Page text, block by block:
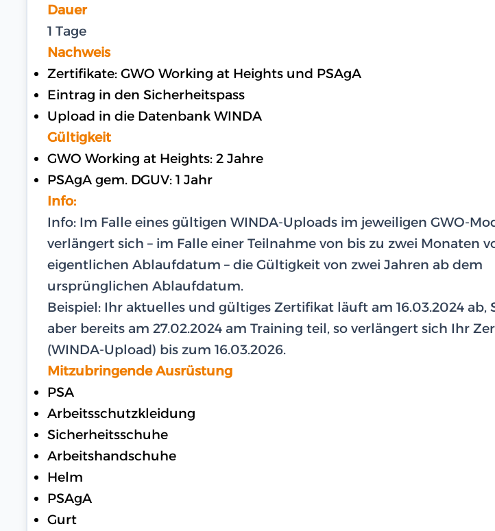
Dauer
1 Tage
Nachweis
Zertifikate: GWO Working at Heights und PSAgA
Eintrag in den Sicherheitspass
Upload in die Datenbank WINDA
Gültigkeit
GWO Working at Heights: 2 Jahre
PSAgA gem. DGUV: 1 Jahr
Info:
Info: Im Falle eines gültigen WINDA-Uploads im jeweiligen GWO-
verlängert sich – im Falle einer Teilnahme von bis zu zwei Monaten
eigentlichen Ablaufdatum – die Gültigkeit von zwei Jahren ab dem
ursprünglichen Ablaufdatum.
Beispiel: Ihr aktuelles und gültiges Zertifikat läuft am 16.03.2024 ab,
aber bereits am 27.02.2024 am Training teil, so verlängert sich Ihr
(WINDA-Upload) bis zum 16.03.2026.
Mitzubringende Ausrüstung
PSA
Arbeitsschutzkleidung
Sicherheitsschuhe
Arbeitshandschuhe
Helm
PSAgA
Gurt